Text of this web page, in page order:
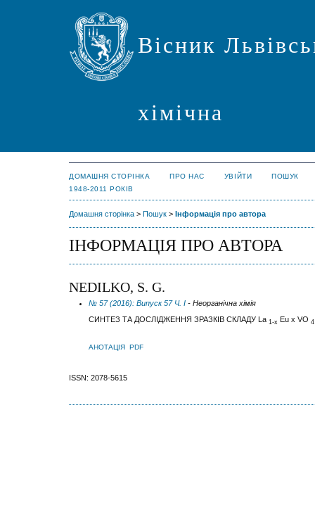
Вісник
хімічна
ДОМАШНЯ СТОРІНКА ПРО НАС УВІЙТИ
ПОШУК
1948-2011 РОКІВ
Домашня сторінка > Пошук > Інформація про автора
ІНФОРМАЦІЯ ПРО АВТОРА
NEDILKO, S. G.
№ 57 (2016): Випуск 57 Ч. І - Неорганічна хімія
СИНТЕЗ ТА ДОСЛІДЖЕННЯ ЗРАЗКІВ СКЛАДУ La 1-x Eu x VO 4
АНОТАЦІЯ PDF
ISSN: 2078-5615